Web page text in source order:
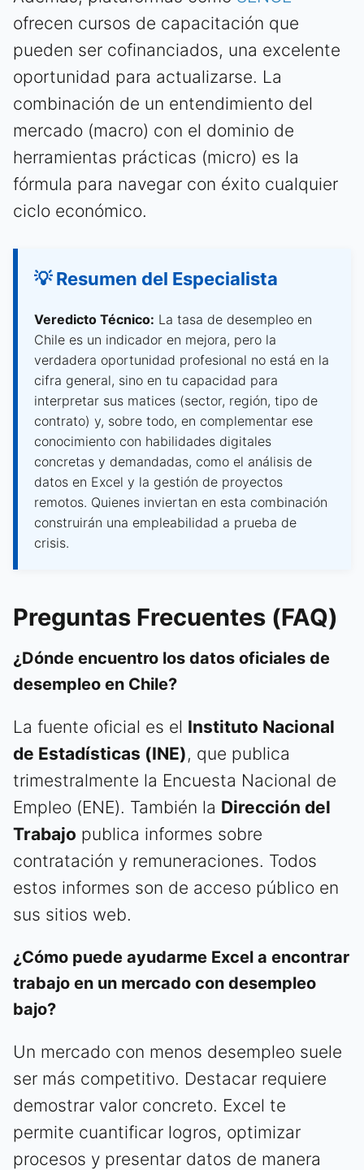
ofrecen cursos de capacitación que
pueden ser cofinanciados, una excelente
oportunidad para actualizarse. La
combinación de un entendimiento del
mercado (macro) con el dominio de
herramientas prácticas (micro) es la
fórmula para navegar con éxito cualquier
ciclo económico.
💡 Resumen del Especialista
Veredicto Técnico: La tasa de desempleo en
Chile es un indicador en mejora, pero la
verdadera oportunidad profesional no está en la
cifra general, sino en tu capacidad para
interpretar sus matices (sector, región, tipo de
contrato) y, sobre todo, en complementar ese
conocimiento con habilidades digitales
concretas y demandadas, como el análisis de
datos en Excel y la gestión de proyectos
remotos. Quienes inviertan en esta combinación
construirán una empleabilidad a prueba de
crisis.
Preguntas Frecuentes (FAQ)
¿Dónde encuentro los datos oficiales de
desempleo en Chile?
La fuente oficial es el Instituto Nacional
de Estadísticas (INE), que publica
trimestralmente la Encuesta Nacional de
Empleo (ENE). También la Dirección del
Trabajo publica informes sobre
contratación y remuneraciones. Todos
estos informes son de acceso público en
sus sitios web.
¿Cómo puede ayudarme Excel a encontrar
trabajo en un mercado con desempleo
bajo?
Un mercado con menos desempleo suele
ser más competitivo. Destacar requiere
demostrar valor concreto. Excel te
permite cuantificar logros, optimizar
procesos y presentar datos de manera